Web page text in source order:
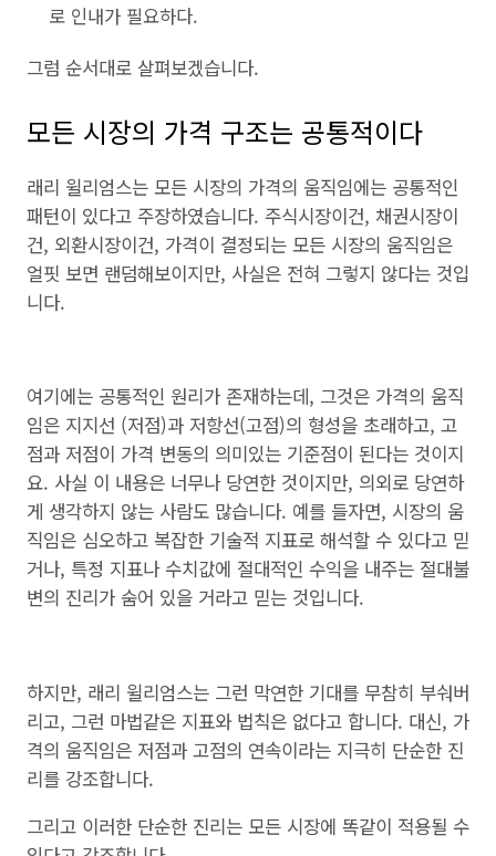
로 인내가 필요하다.
그럼 순서대로 살펴보겠습니다.
모든 시장의 가격 구조는 공통적이다
래리 윌리엄스는 모든 시장의 가격의 움직임에는 공통적인
패턴이 있다고 주장하였습니다. 주식시장이건, 채권시장이
건, 외환시장이건, 가격이 결정되는 모든 시장의 움직임은
얼핏 보면 랜덤해보이지만, 사실은 전혀 그렇지 않다는 것입
니다.
여기에는 공통적인 원리가 존재하는데, 그것은 가격의 움직
임은 지지선 (저점)과 저항선(고점)의 형성을 초래하고, 고
점과 저점이 가격 변동의 의미있는 기준점이 된다는 것이지
요. 사실 이 내용은 너무나 당연한 것이지만, 의외로 당연하
게 생각하지 않는 사람도 많습니다. 예를 들자면, 시장의 움
직임은 심오하고 복잡한 기술적 지표로 해석할 수 있다고 믿
거나, 특정 지표나 수치값에 절대적인 수익을 내주는 절대불
변의 진리가 숨어 있을 거라고 믿는 것입니다.
하지만, 래리 윌리엄스는 그런 막연한 기대를 무참히 부숴버
리고, 그런 마법같은 지표와 법칙은 없다고 합니다. 대신, 가
격의 움직임은 저점과 고점의 연속이라는 지극히 단순한 진
리를 강조합니다.
그리고 이러한 단순한 진리는 모든 시장에 똑같이 적용될 수